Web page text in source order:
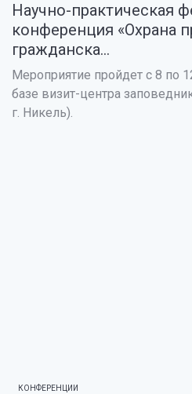
Научно-практическая
конференция «Охрана
гражданска...
Мероприятие пройдет с 8 по
базе визит-центра
г. Никель).
КОНФЕРЕНЦИИ